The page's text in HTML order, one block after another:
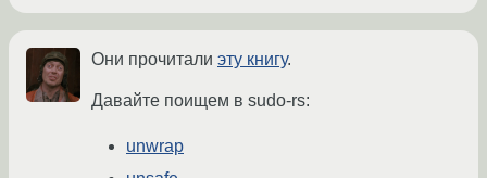
Они прочитали эту книгу.
Давайте поищем в sudo-rs:
unwrap